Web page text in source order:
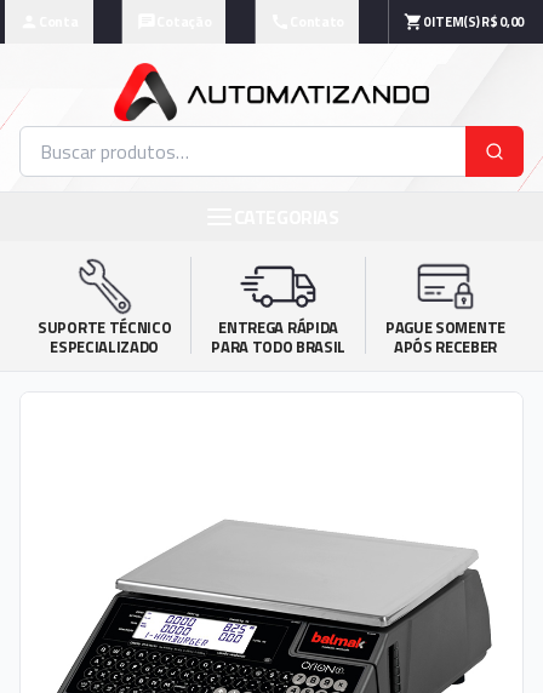
0ITEM(S)R$ 0,00
SUPORTE TÉCNICO
ESPECIALIZADO
ENTREGA RÁPIDA
PARA TODO BRASIL
PAGUE SOMENTE
APÓS RECEBER